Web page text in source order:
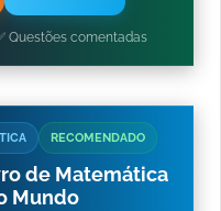
Questões comentadas
RECOMENDADO
de Matemática
Mundo